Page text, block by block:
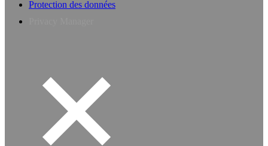
Protection des données